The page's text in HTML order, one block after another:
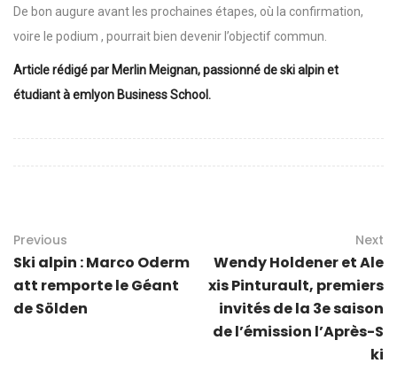
De bon augure avant les prochaines étapes, où la confirmation,
voire le podium , pourrait bien devenir l’objectif commun.
Article rédigé par Merlin Meignan, passionné de ski alpin et
étudiant à emlyon Business School.
Previous
Ski alpin : Marco Oderm
att remporte le Géant
de Sölden
Next
Wendy Holdener et Ale
xis Pinturault, premiers
invités de la 3e saison
de l’émission l’Après-S
ki